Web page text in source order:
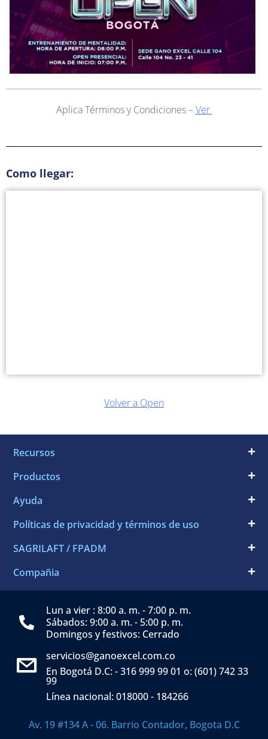
Aplica Términos y Condiciones –Ver
Como llegar:
Volver a Open
Recursos
Productos
Ayuda
Políticas de privacidad y términos de uso
SAGRILAFT / FPADM
Compañia
Lun a vier : 8:00 a. m. - 7:00 p. m.
Sábados: 9:00 a. m. - 5:00 p. m.
Domingos y festivos: Cerrado
servicios@ganoexcel.com.co
En Bogotá D.C: - 316 999 99 01 o: (601) 742 33
99
Línea nacional: 018000 - 184266
Av. 19 #134 A - 06. Barrio Contador, Bogota D.C